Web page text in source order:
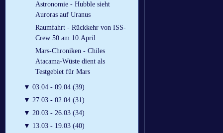
Astronomie - Hubble sieht
Auroras auf Uranus
Raumfahrt - Rückkehr von ISS-
Crew 50 am 10.April
Mars-Chroniken - Chiles
Atacama-Wüste dient als
Testgebiet für Mars
▼ 03.04 - 09.04 (39)
▼ 27.03 - 02.04 (31)
▼ 20.03 - 26.03 (34)
▼ 13.03 - 19.03 (40)